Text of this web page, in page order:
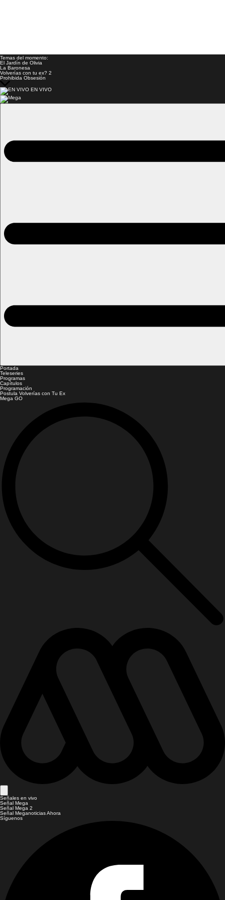
Temas del momento:
El Jardín de Olivia
La Baronesa
Volverías con tu ex? 2
Prohibida Obsesión
EN VIVO
Portada
Teleseries
Programas
Capítulos
Programación
Postula Volverías con Tu Ex
Mega GO
Señales en vivo
Señal Mega
Señal Mega 2
Señal Meganoticias Ahora
Síguenos